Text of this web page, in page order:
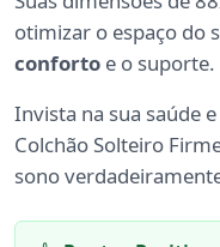
otimizar o espaço do
conforto e o suporte.
Invista na sua saúde
Colchão Solteiro
sono